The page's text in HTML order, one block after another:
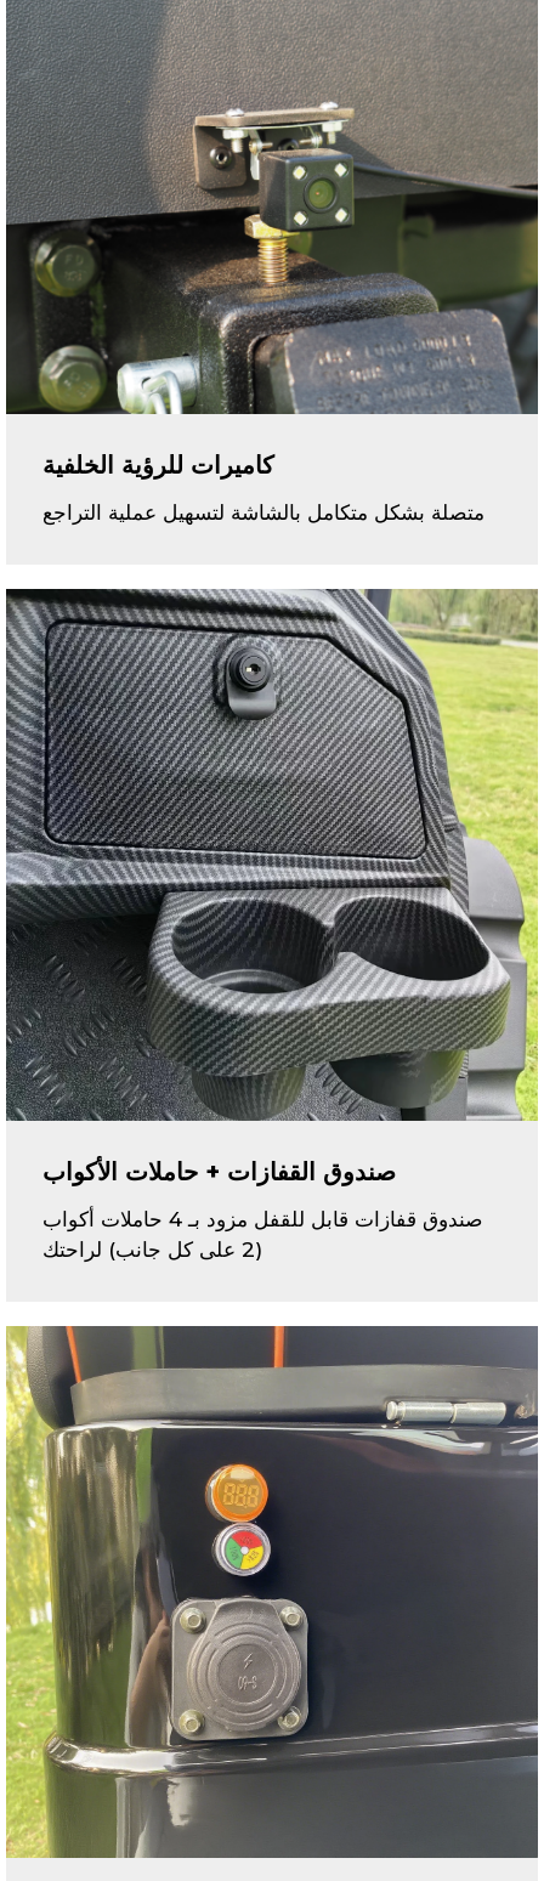
كاميرات للرؤية الخلفية
متصلة بشكل متكامل بالشاشة لتسهيل عملية التراجع
صندوق القفازات + حاملات الأكواب
صندوق قفازات قابل للقفل مزود بـ 4 حاملات أكواب
(2 على كل جانب) لراحتك